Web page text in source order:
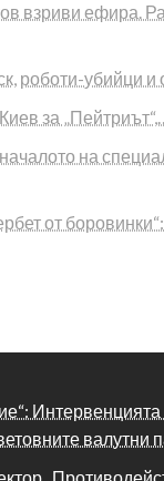
взриви ефира.
роботи-убийци и
за
на
от
валутни